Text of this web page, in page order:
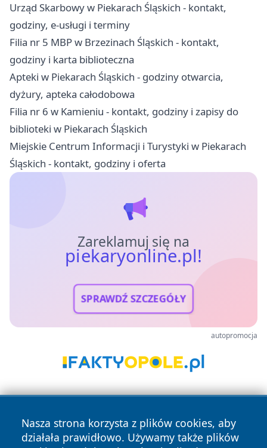
Urząd Skarbowy w Piekarach Śląskich - kontakt,
godziny, e-usługi i terminy
Filia nr 5 MBP w Brzezinach Śląskich - kontakt,
godziny i karta biblioteczna
Apteki w Piekarach Śląskich - godziny otwarcia,
dyżury, apteka całodobowa
Filia nr 6 w Kamieniu - kontakt, godziny i zapisy do
biblioteki w Piekarach Śląskich
Miejskie Centrum Informacji i Turystyki w Piekarach
Śląskich - kontakt, godziny i oferta
Zareklamuj się na
piekaryonline.pl!
SPRAWDŹ SZCZEGÓŁY
autopromocja
Nasza strona korzysta z plików cookies, aby
działała prawidłowo. Używamy także plików